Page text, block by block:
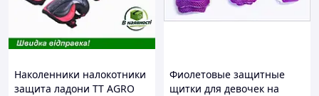
Наколенники налокотники
защита ладони TT AGRO
Фиолетовые защитные
щитки для девочек на